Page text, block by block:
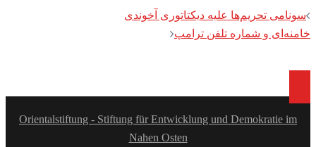
Post
navigation
سونامی تحریم‌ها علیه دیکتاتوری آخوندی
خامنه‌ای و شماره تلفن ترامپ
Orientalstiftung - Stiftung für Entwicklung und Demokratie im
Nahen Osten